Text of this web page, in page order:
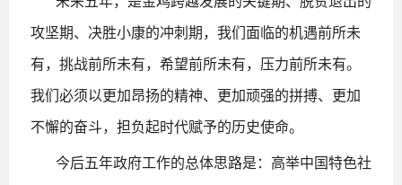
攻坚期、决胜小康的冲刺期，我们面临的机遇前所未
有，挑战前所未有，希望前所未有，压力前所未有。
我们必须以更加昂扬的精神、更加顽强的拼搏、更加
不懈的奋斗，担负起时代赋予的历史使命。
今后五年政府工作的总体思路是：高举中国特色社